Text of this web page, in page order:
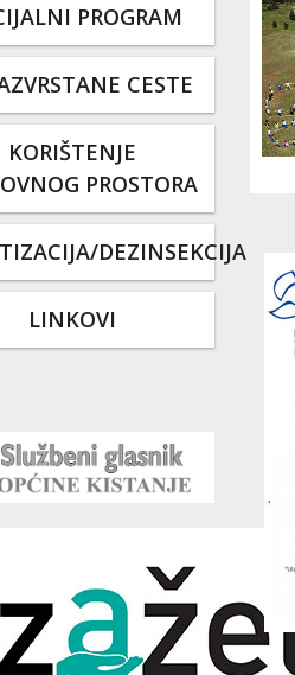
PROGRAM
CESTE
KORIŠTENJE
PROSTORA
DEZINSEKCIJA
LINKOVI